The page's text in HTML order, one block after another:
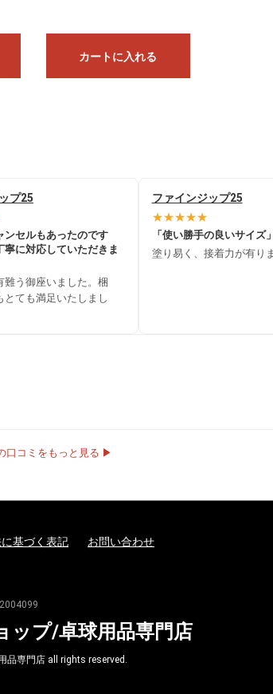
カートに入れる
プ25
ンセルもあったのです
寧に対応していただきま
難う御座いました。梱
とても満足いたしまし
ファインジップ25
★★★★★
「使い勝手の良いサイズ」
塗り易く、接着力が有りま
口コミをもっと見る ▶
基づく表記 お問い合わせ
ップ/卓球用品専門店
品専門店 all rights reserved.